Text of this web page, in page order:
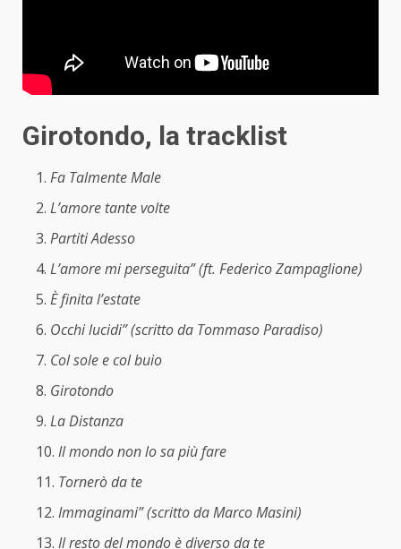
Girotondo, la tracklist
Fa Talmente Male
L’amore tante volte
Partiti Adesso
L’amore mi perseguita” (ft. Federico Zampaglione)
È finita l’estate
Occhi lucidi” (scritto da Tommaso Paradiso)
Col sole e col buio
Girotondo
La Distanza
Il mondo non lo sa più fare
Tornerò da te
Immaginami” (scritto da Marco Masini)
Il resto del mondo è diverso da te